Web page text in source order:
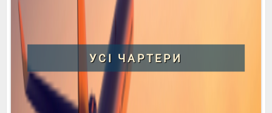
УСІ ЧАРТЕРИ